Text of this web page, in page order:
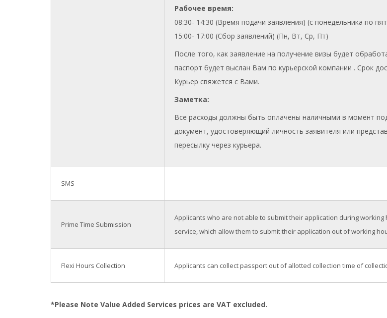
Pабочее время:
08:30- 14:30 (Время подачи заявления) (с понедельника по
15:00- 17:00 (Сбор заявлений) (Пн, Вт, Ср, Пт)
После того, как заявление на получение визы будет
паспорт будет выслан Вам по курьерской компании . Срок
Курьер свяжется с Вами.
Заметка:
Все расходы должны быть оплачены наличными в момент
документ, удостоверяющий личность заявителя или
пересылку через курьера.
SMS
Prime Time Submission
Applicants who are not able to submit their application during working
service, which allow them to submit their application out of working
Flexi Hours Collection Applicants can collect passport out of allotted collection time of
*Please Note Value Added Services prices are VAT excluded.